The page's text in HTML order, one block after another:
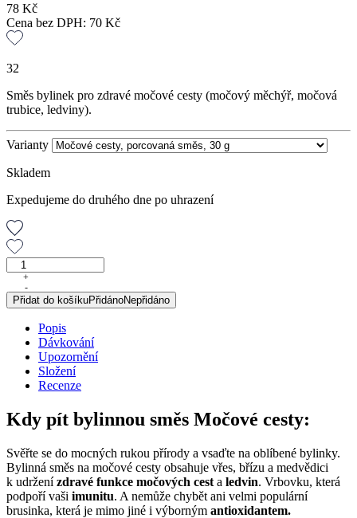
78 Kč
Cena bez DPH: 70 Kč
32
Směs bylinek pro zdravé močové cesty (močový měchýř, močová
trubice, ledviny).
Varianty
Skladem
Expedujeme do druhého dne po uhrazení
Močové
cesty,
porcovaná
směs,
množství
+
-
Přidat do košíkuPřidánoNepřidáno
Popis
Dávkování
Upozornění
Složení
Recenze
Kdy pít bylinnou směs Močové cesty:
Svěřte se do mocných rukou přírody a vsaďte na oblíbené bylinky.
Bylinná směs na močové cesty obsahuje vřes, břízu a medvědici
k udrženízdravé funkce močových cest a ledvin. Vrbovku, která
podpoří vaši imunitu. A nemůže chybět ani velmi populární
brusinka, která je mimo jiné i výborným antioxidantem.